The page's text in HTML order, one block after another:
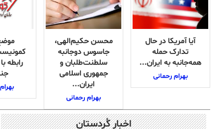
آیا آمریکا در حال
تدارک حمله
همه‌جانبه به ایران...
بهرام رحمانی
محسن حکیم‌الهی،
جاسوس دوجانبه
سلطنت‌طلبان و
جمهوری اسلامی
ایران...
بهرام رحمانی
رابطه
اخبار کُردستان